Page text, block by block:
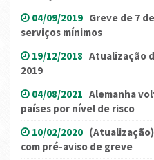
04/09/2019 Greve de 7
serviços mínimos
19/12/2018 Atualização
2019
04/08/2021 Alemanha
países por nível de risco
10/02/2020
com pré-aviso de greve